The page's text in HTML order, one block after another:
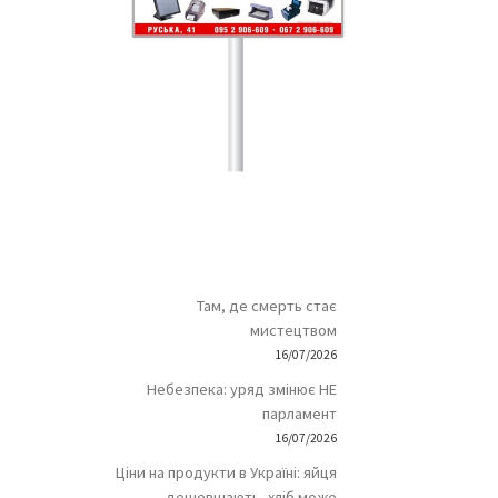
Там, де смерть стає
мистецтвом
16/07/2026
Небезпека: уряд змінює НЕ
парламент
16/07/2026
Ціни на продукти в Україні: яйця